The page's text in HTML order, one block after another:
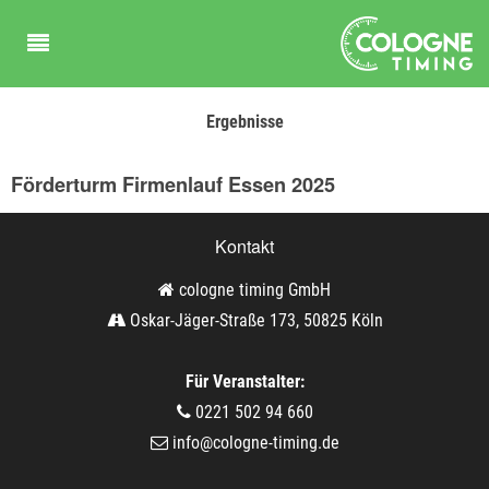
Ergebnisse
Förderturm Firmenlauf Essen 2025
Kontakt
cologne timing GmbH
Oskar-Jäger-Straße 173, 50825 Köln
Für Veranstalter:
0221 502 94 660
info@cologne-timing.de